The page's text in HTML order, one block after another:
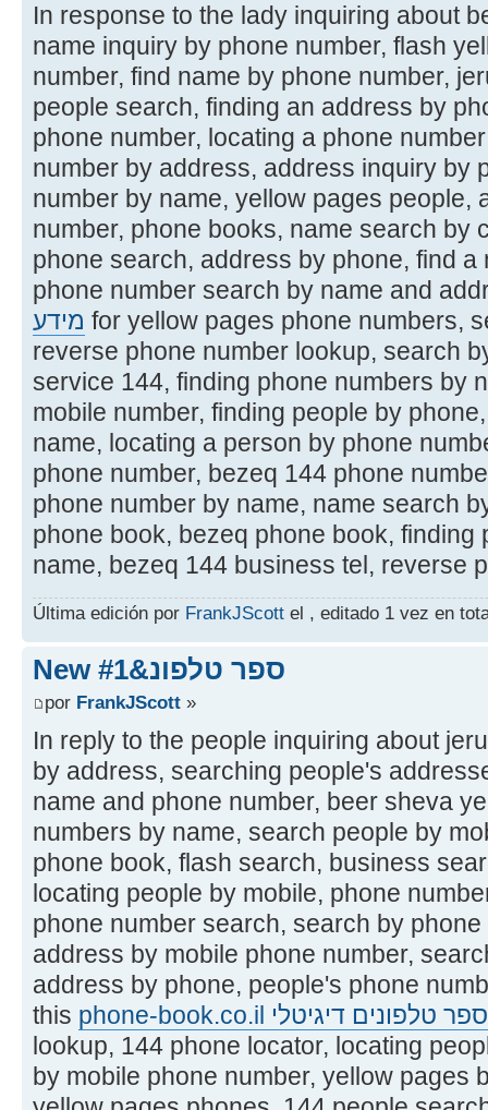
In response to the lady inquiring about
name inquiry by phone number, flash
number, find name by phone number,
people search, finding an address by
phone number, locating a phone
number by address, address inquiry by
number by name, yellow pages people,
number, phone books, name search by
phone search, address by phone, find a
phone number search by name and
מידע for yellow pages phone numbers,
reverse phone number lookup, search
service 144, finding phone numbers by
mobile number, finding people by
name, locating a person by phone
phone number, bezeq 144 phone
phone number by name, name search
phone book, bezeq phone book, finding
name, bezeq 144 business tel, reverse
Última edición por FrankJScott el , editado 1 vez en
New ספר טלפונ&#1
por FrankJScott »
In reply to the people inquiring about
by address, searching people's
name and phone number, beer sheva
numbers by name, search people by
phone book, flash search, business
locating people by mobile, phone
phone number search, search by
address by mobile phone number,
address by phone, people's phone
this
phone-book.co.il ספר טלפונים דיגיטלי
lookup, 144 phone locator, locating
by mobile phone number, yellow pages